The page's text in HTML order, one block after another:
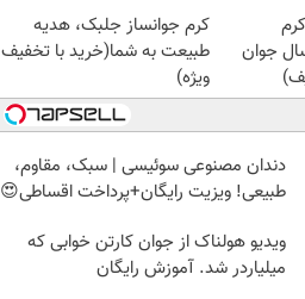
کرم
جلبک10سال جوان
کرم جوانساز جلبک، هدیه
طبیعت به شما(خرید با تخفیف
ویژه)
دندان مصنوعی سوئیسی | سبک، مقاوم،
طبیعی! ویزیت رایگان+پرداخت اقساطی😍
ویدیو هولناک از جوان کارتن خوابی که
میلیاردر شد. آموزش رایگان